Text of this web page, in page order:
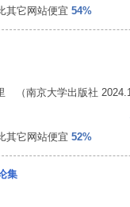
网站便宜 54%
（南京大学出版社
网站便宜 52%
集